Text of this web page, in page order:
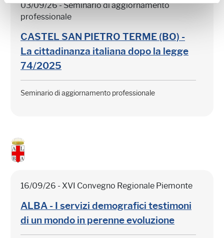
03/09/26 - Seminario di aggiornamento
professionale
CASTEL SAN PIETRO TERME (BO) -
La cittadinanza italiana dopo la legge
74/2025
Seminario di aggiornamento professionale
16/09/26 - XVI Convegno Regionale Piemonte
ALBA - I servizi demografici testimoni
di un mondo in perenne evoluzione